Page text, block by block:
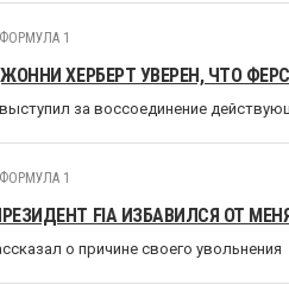
ФОРМУЛА 1
ХЕРБЕРТ УВЕРЕН, ЧТО
за воссоединение
ФОРМУЛА 1
FIA ИЗБАВИЛСЯ ОТ
о причине своего увольнения